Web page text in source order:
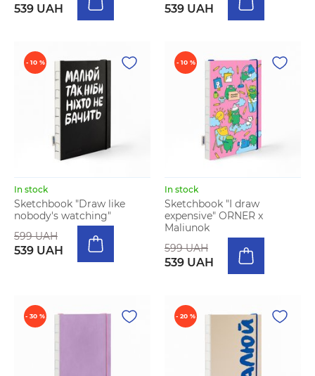
539 UAH 539 UAH
- 10 %
In stock
Sketchbook "Draw like
nobody's watching"
599 UAH
539 UAH
- 10 %
In stock
Sketchbook "I draw
expensive" ORNER x
Maliunok
599 UAH
539 UAH
- 30 % - 20 %